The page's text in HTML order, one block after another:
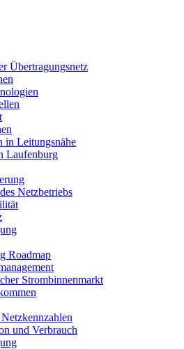
Übertragungsnetz
in Leitungsnähe
Laufenburg
Netzbetriebs
Roadmap
Strombinnenmarkt
und Verbrauch